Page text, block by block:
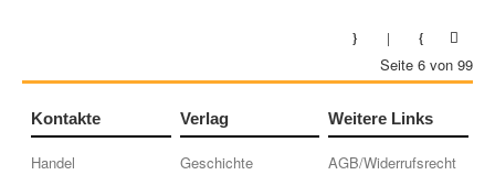
Seite 6 von 99
Kontakte
Handel
Verlag
Geschichte
Weitere Links
AGB/Widerrufsrecht